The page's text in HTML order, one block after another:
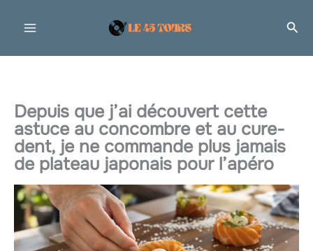
Depuis que j’ai découvert cette
astuce au concombre et au cure-
dent, je ne commande plus jamais
de plateau japonais pour l’apéro